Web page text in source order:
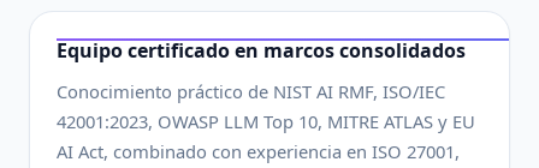
Equipo certificado en marcos consolidados
Conocimiento práctico de NIST AI RMF, ISO/IEC
42001:2023, OWASP LLM Top 10, MITRE ATLAS y EU
AI Act, combinado con experiencia en ISO 27001,